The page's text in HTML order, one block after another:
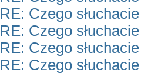
RE: Czego
RE: Czego
RE: Czego
RE: Czego